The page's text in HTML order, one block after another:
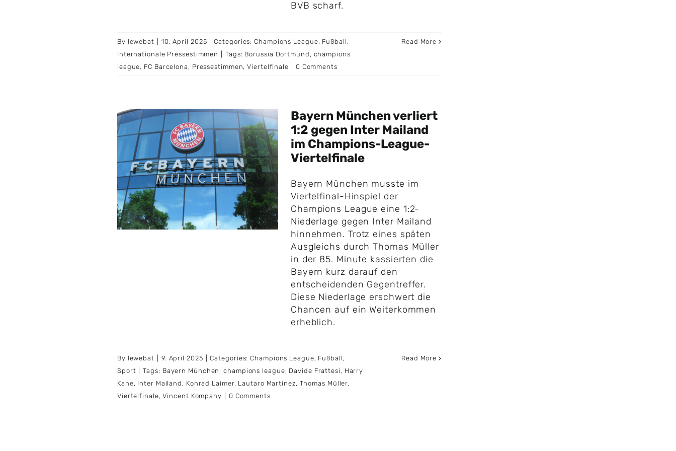
BVB scharf.
By lewebat 10. April 2025 Categories:Champions League, Fußball ,
Internationale Pressestimmen
Tags: Borussia Dortmund , champions
league, FC Barcelona , Pressestimmen,Viertelfinale 0 Comments
Read More
Bayern München verliert
1:2 gegen Inter Mailand
im Champions-League-
Viertelfinale
Bayern München musste im
Viertelfinal-Hinspiel der
Champions League eine 1:2-
Niederlage gegen Inter Mailand
hinnehmen. Trotz eines späten
Ausgleichs durch Thomas Müller
in der 85. Minute kassierten die
Bayern kurz darauf den
entscheidenden Gegentreffer.
Diese Niederlage erschwert die
Chancen auf ein Weiterkommen
erheblich.
By lewebat 9. April 2025 Categories:Champions League, Fußball ,
Sport
Tags: Bayern München ,champions league, Davide Frattesi , Harry
Kane, Inter Mailand , Konrad Laimer, Lautaro Martínez, Thomas Müller,
Viertelfinale,Vincent Kompany 0 Comments
Read More